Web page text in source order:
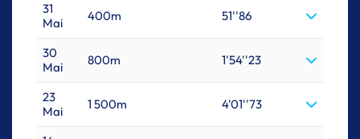
31
Mai
400m 51''86
30
Mai
800m 1'54''23
23
Mai
1 500m 4'01''73